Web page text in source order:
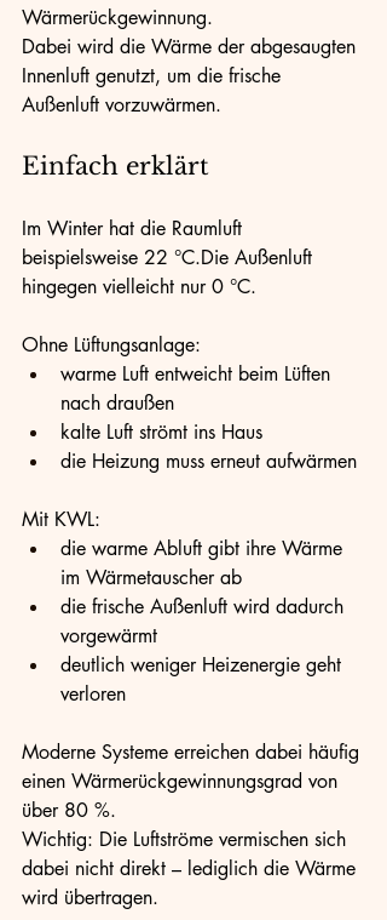
Wärmerückgewinnung.
Dabei wird die Wärme der abgesaugten
Innenluft genutzt, um die frische
Außenluft vorzuwärmen.
Einfach erklärt
Im Winter hat die Raumluft
beispielsweise 22 °C.Die Außenluft
hingegen vielleicht nur 0 °C.
Ohne Lüftungsanlage:
warme Luft entweicht beim Lüften
nach draußen
kalte Luft strömt ins Haus
die Heizung muss erneut aufwärmen
Mit KWL:
die warme Abluft gibt ihre Wärme
im Wärmetauscher ab
die frische Außenluft wird dadurch
vorgewärmt
deutlich weniger Heizenergie geht
verloren
Moderne Systeme erreichen dabei häufig
einen Wärmerückgewinnungsgrad von
über 80 %.
Wichtig: Die Luftströme vermischen sich
dabei nicht direkt – lediglich die Wärme
wird übertragen.